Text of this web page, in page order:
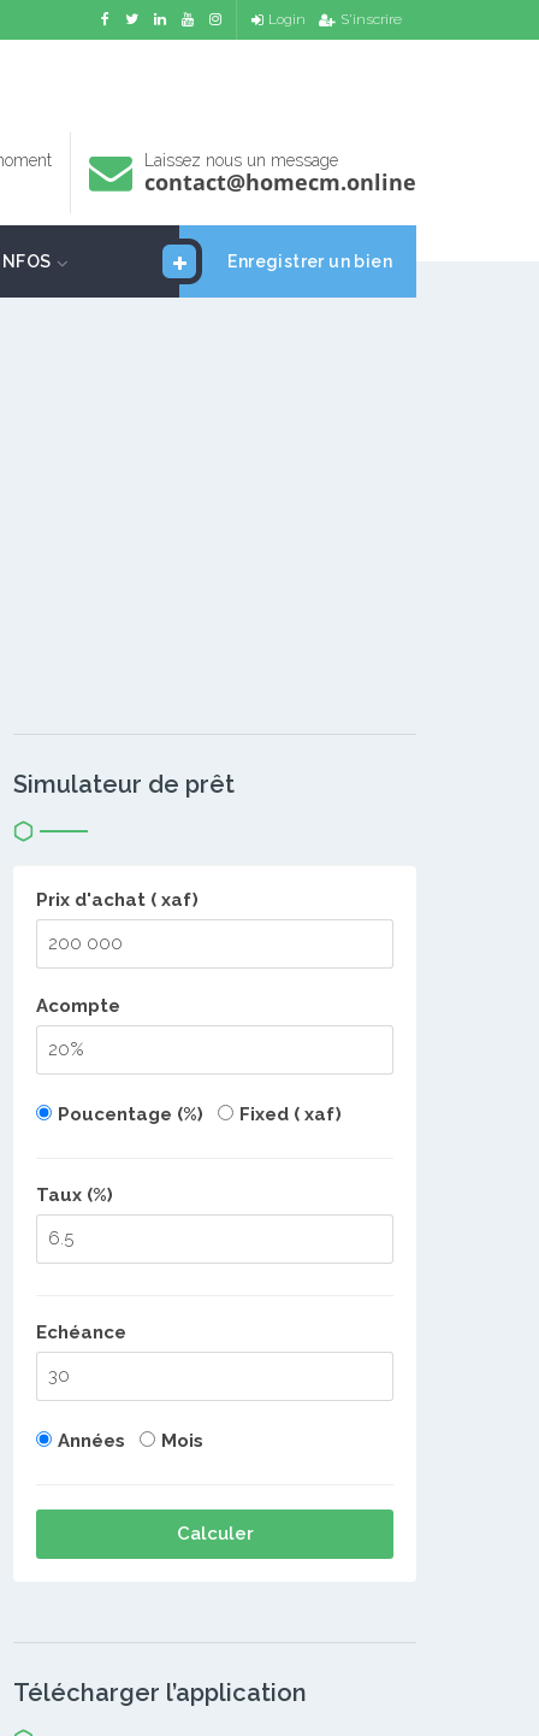
Login S'inscrire
Laissez nous un message
contact@homecm.online
Enregistrer un bien
INFOS
Simulateur de prêt
Prix d'achat ( xaf)
Acompte
Poucentage (%) Fixed ( xaf)
Taux (%)
Echéance
Années Mois
Calculer
Télécharger l’application